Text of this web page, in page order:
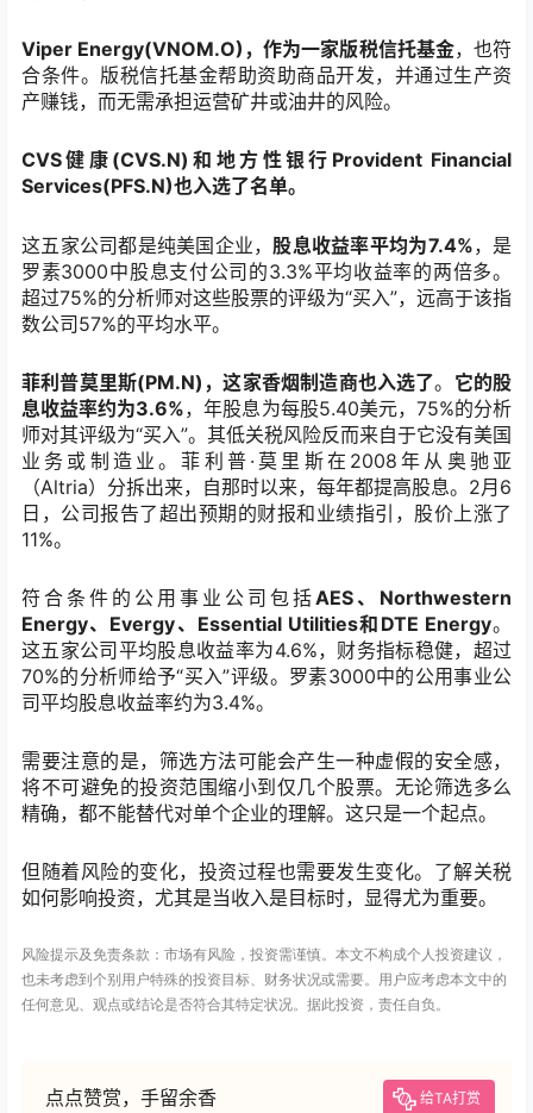
Viper Energy(VNOM.O) ，作为一家版税信托基金，也符
合条件。版税信托基金帮助资助商品开发，并通过生产资
产赚钱，而无需承担运营矿井或油井的风险。
CVS健康 (CVS.N) 和地方性银行 Provident Financial
Services(PFS.N)也入选了名单。
这五家公司都是纯美国企业， 股息收益率平均为7.4%，是
罗素3000中股息支付公司的3.3%平均收益率的两倍多。
超过75%的分析师对这些股票的评级为“买入”，远高于该指
数公司57%的平均水平。
菲利普莫里斯(PM.N) ，这家香烟制造商也入选了。 它的股
息收益率约为3.6%，年股息为每股5.40美元， 75%的分析
师对其评级为“买入”。其低关税风险反而来自于它没有美国
业务或制造业。菲利普 · 莫里斯在 2008 年从奥驰亚
（Altria）分拆出来，自那时以来，每年都提高股息。 2月6
日，公司报告了超出预期的财报和业绩指引，股价上涨了
11%。
符合条件的公用事业公司包括AES、 Northwestern
Energy、 Evergy、 Essential Utilities和 DTE Energy。
这五家公司平均股息收益率为4.6%，财务指标稳健，超过
70%的分析师给予“买入”评级。罗素3000中的公用事业公
司平均股息收益率约为3.4%。
需要注意的是，筛选方法可能会产生一种虚假的安全感，
将不可避免的投资范围缩小到仅几个股票。无论筛选多么
精确，都不能替代对单个企业的理解。这只是一个起点。
但随着风险的变化，投资过程也需要发生变化。了解关税
如何影响投资，尤其是当收入是目标时，显得尤为重要。
风险提示及免责条款：市场有风险，投资需谨慎。本文不构成个人投资建议，
也未考虑到个别用户特殊的投资目标、财务状况或需要。用户应考虑本文中的
任何意见、观点或结论是否符合其特定状况。据此投资，责任自负。
点点赞赏，手留余香 给TA打赏